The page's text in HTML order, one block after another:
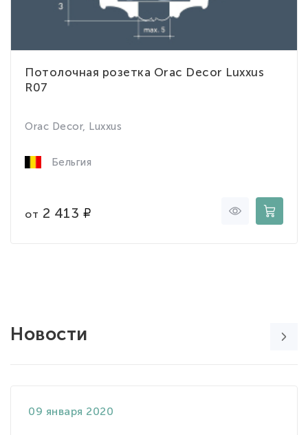
Потолочная розетка Orac Decor Luxxus
R07
Orac Decor, Luxxus
Бельгия
от 2 413
Новости
09 января 2020